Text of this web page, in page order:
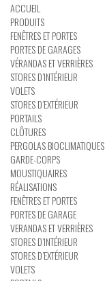
ACCUEIL
PRODUITS
FENÊTRES ET PORTES
PORTES DE GARAGES
VÉRANDAS ET VERRIÈRES
STORES D’INTÉRIEUR
VOLETS
STORES D’EXTÉRIEUR
PORTAILS
CLÔTURES
PERGOLAS BIOCLIMATIQUES
GARDE-CORPS
MOUSTIQUAIRES
RÉALISATIONS
FENÊTRES ET PORTES
PORTES DE GARAGE
VERANDAS ET VERRIÈRES
STORES D’INTÉRIEUR
STORES D’EXTÉRIEUR
VOLETS